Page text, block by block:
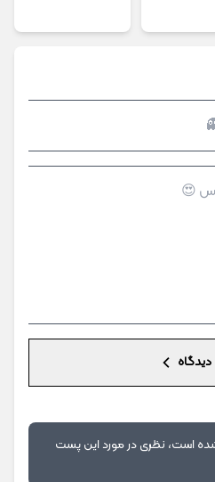
دیدگاه
است، نظری در مورد این پست